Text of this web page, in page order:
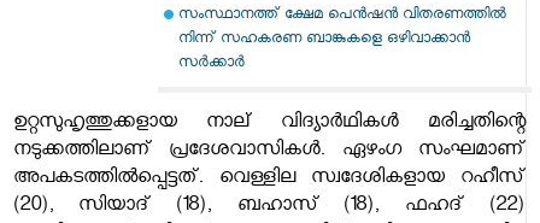
സംസ്ഥാനത്ത് ക്ഷേമ പെൻഷൻ വിതരണത്തിൽ
നിന്ന് സഹകരണ ബാങ്കുകളെ ഒഴിവാക്കാൻ
സർക്കാർ
ഉറ്റസുഹൃത്തുക്കളായ നാല് വിദ്യാര്‍ഥികള്‍ മരിച്ചതിന്റെ
നടുക്കത്തിലാണ് പ്രദേശവാസികള്‍. ഏഴംഗ സംഘമാണ്
അപകടത്തില്‍പ്പെട്ടത്. വെള്ളില സ്വദേശികളായ റഹീസ്
(20), സിയാദ് (18), ബഹാസ് (18), ഫഹദ് (22)